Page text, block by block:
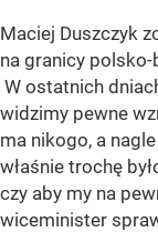
Maciej Duszczyk
na granicy
W ostatnich
widzimy pewne
ma nikogo, a
właśnie trochę
czy aby my na
wiceminister